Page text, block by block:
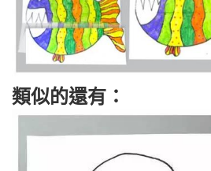
類似的還有：